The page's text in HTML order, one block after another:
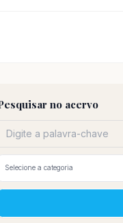
no acervo